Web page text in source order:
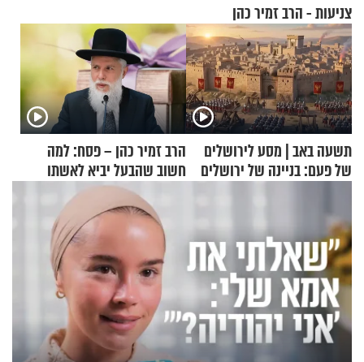
צניעות - הרב זמיר כהן
תשעה באב | מסע לירושלים
של פעם: בניינה של ירושלים
הרב זמיר כהן – פסח: למה
חשוב שהבעל יביא לאשתו
מתנה לחג?